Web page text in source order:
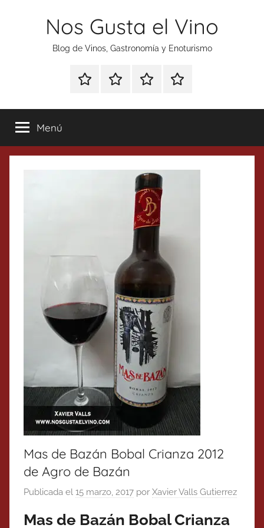
Nos Gusta el Vino
Blog de Vinos, Gastronomía y Enoturismo
Especial
Tonics
Enoturismo
Gastronomía
RankingContacto
Menú
Mas de Bazán Bobal Crianza 2012
de Agro de Bazán
Publicada el 15 marzo, 2017 por Xavier Valls Gutierrez
Mas de Bazán Bobal Crianza